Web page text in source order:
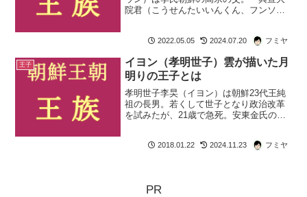
院君（こうせんたいいんくん、フンソン
え、力のない没落した王族でした。王族
としての役職は与えられ...
2022.05.05 2024.07.20 フミヤ
王子
イヨン（孝明世子）雲が描いた月
明りの王子とは
孝明世子李旲（イヨン）は朝鮮23代王純
祖の長男。若くして世子となり政治改革
を試みたが、21歳で急死。安東金氏の勢
2018.01.22 2024.11.23 フミヤ
PR